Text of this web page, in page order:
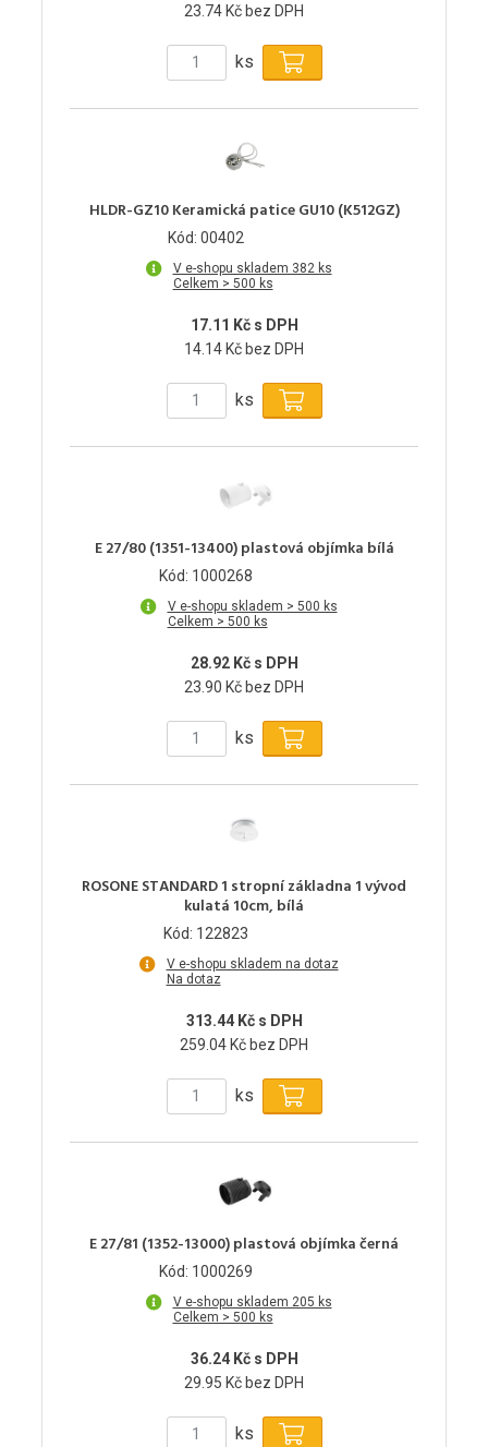
23.74 Kč bez DPH
ks
HLDR-GZ10 Keramická patice GU10 (K512GZ)
Kód: 00402
V e-shopu skladem 382 ks
Celkem > 500 ks
17.11 Kč s DPH
14.14 Kč bez DPH
ks
E 27/80 (1351-13400) plastová objímka bílá
Kód: 1000268
V e-shopu skladem > 500 ks
Celkem > 500 ks
28.92 Kč s DPH
23.90 Kč bez DPH
ks
ROSONE STANDARD 1 stropní základna 1 vývod
kulatá 10cm, bílá
Kód: 122823
V e-shopu skladem na dotaz
Na dotaz
313.44 Kč s DPH
259.04 Kč bez DPH
ks
E 27/81 (1352-13000) plastová objímka černá
Kód: 1000269
V e-shopu skladem 205 ks
Celkem > 500 ks
36.24 Kč s DPH
29.95 Kč bez DPH
ks